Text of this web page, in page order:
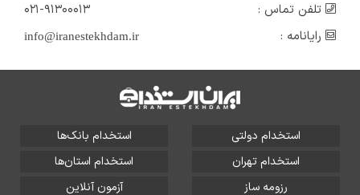
تلفن تماس :
۰۲۱-۹۱۳۰۰۰۱۳
رایانامه :
info@iranestekhdam.ir
استخدام دولتی
استخدام بانک‌ها
استخدام تهران
استخدام استان‌ها
رزومه ساز
آزمون آنلاین